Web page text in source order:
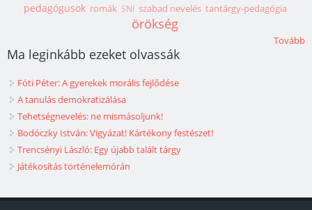
pedagógusok romák SNI szabad nevelés tantárgy-pedagógia
örökség
Tovább
Ma leginkább ezeket olvassák
Fóti Péter: A gyerekek morális fejlődése
A tanulás demokratizálása
Tehetségnevelés: ne mismásoljunk!
Bodóczky István: Vigyázat! Kártékony festészet!
Trencsényi László: Egy újabb talált tárgy
Játékosítás történelemórán